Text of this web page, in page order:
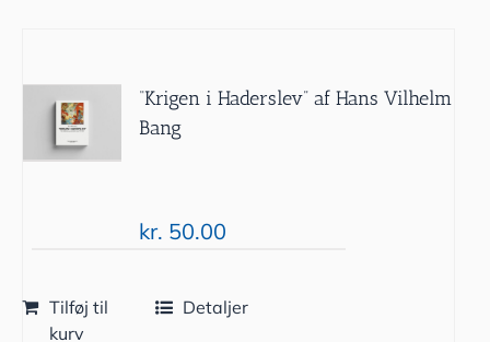
“Krigen i Haderslev” af Hans Vilhelm
Bang
kr. 50.00
Tilføj til
kurv
Detaljer